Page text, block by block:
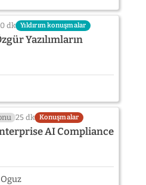
dk Yıldırım konuşmalar
Yazılımların
25 dk Konuşmalar
AI Compliance